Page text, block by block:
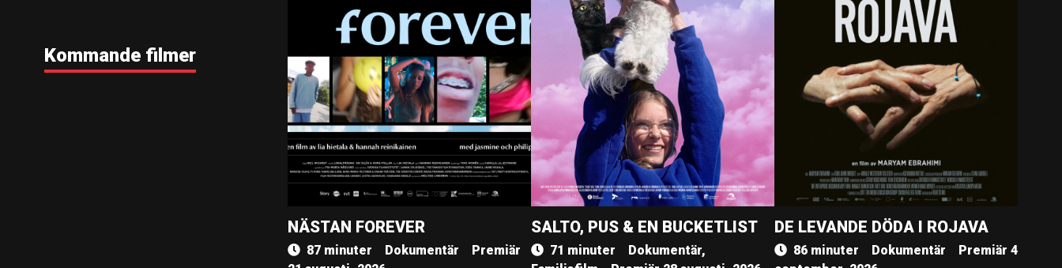
Kommande filmer
NÄSTAN FOREVER
87 minuter Dokumentär
Premiär
SALTO, PUS & EN BUCKETLIST
71 minuter
Dokumentär,
DE LEVANDE DÖDA I ROJAVA
86 minuter Dokumentär
Premiär 4